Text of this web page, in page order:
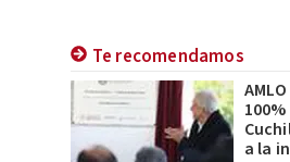
Te recomendamos
a la